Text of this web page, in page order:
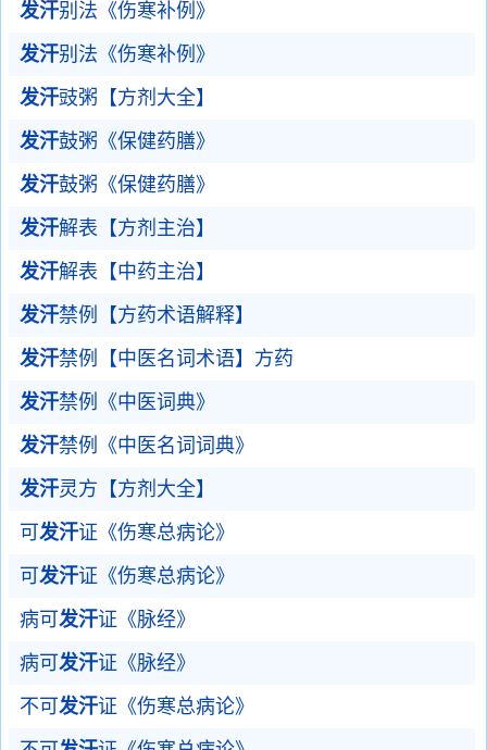
发汗别法《伤寒补例》
发汗别法《伤寒补例》
发汗豉粥【方剂大全】
发汗鼓粥《保健药膳》
发汗鼓粥《保健药膳》
发汗解表【方剂主治】
发汗解表【中药主治】
发汗禁例【方药术语解释】
发汗禁例【中医名词术语】方药
发汗禁例《中医词典》
发汗禁例《中医名词词典》
发汗灵方【方剂大全】
可 发汗证《伤寒总病论》
可 发汗证《伤寒总病论》
病可 发汗证《脉经》
病可 发汗证《脉经》
不可 发汗证《伤寒总病论》